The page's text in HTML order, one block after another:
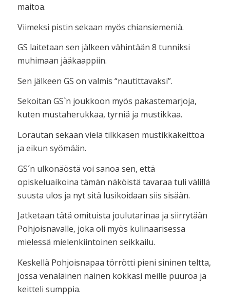
maitoa.
Viimeksi pistin sekaan myös chiansiemeniä.
GS laitetaan sen jälkeen vähintään 8 tunniksi
muhimaan jääkaappiin.
Sen jälkeen GS on valmis “nautittavaksi”.
Sekoitan GS`n joukkoon myös pakastemarjoja,
kuten mustaherukkaa, tyrniä ja mustikkaa.
Lorautan sekaan vielä tilkkasen mustikkakeittoa
ja eikun syömään.
GS´n ulkonäöstä voi sanoa sen, että
opiskeluaikoina tämän näköistä tavaraa tuli välillä
suusta ulos ja nyt sitä lusikoidaan siis sisään.
Jatketaan tätä omituista joulutarinaa ja siirrytään
Pohjoisnavalle, joka oli myös kulinaarisessa
mielessä mielenkiintoinen seikkailu.
Keskellä Pohjoisnapaa törrötti pieni sininen teltta,
jossa venäläinen nainen kokkasi meille puuroa ja
keitteli sumppia.